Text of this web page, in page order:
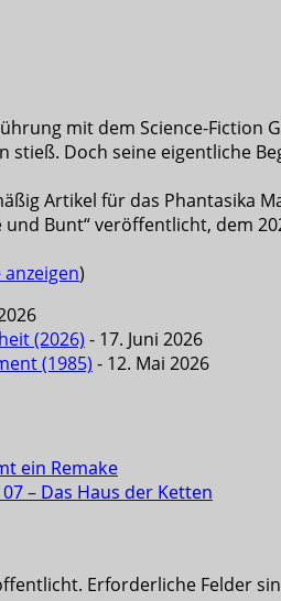
mit dem Science-
stieß. Doch seine eigentliche
Artikel für das Phantasika
und Bunt“ veröffentlicht, dem
anzeigen)
(2026) - 17. Juni 2026
(1985) - 12. Mai 2026
ein Remake
– Das Haus der Ketten
Erforderliche Felder